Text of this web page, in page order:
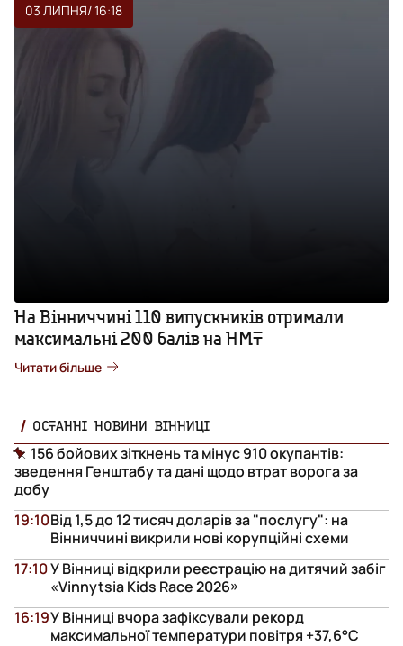
03 ЛИПНЯ/ 16:18
На Вінниччині 110 випускників отримали
максимальні 200 балів на НМТ
Читати більше
ОСТАННІ НОВИНИ ВІННИЦІ
156 бойових зіткнень та мінус 910 окупантів:
зведення Генштабу та дані щодо втрат ворога за
добу
Від 1,5 до 12 тисяч доларів за "послугу": на
Вінниччині викрили нові корупційні схеми
19:10
У Вінниці відкрили реєстрацію на дитячий забіг
«Vinnytsia Kids Race 2026»
17:10
У Вінниці вчора зафіксували рекорд
максимальної температури повітря +37,6°С
16:19